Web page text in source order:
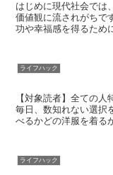
はじめに現代社会では
価値観に流されがちで
功や幸福感を得るため
ライフハック
【対象読者】全ての
毎日、数知れない選択
べるかどの洋服を着る
ライフハック